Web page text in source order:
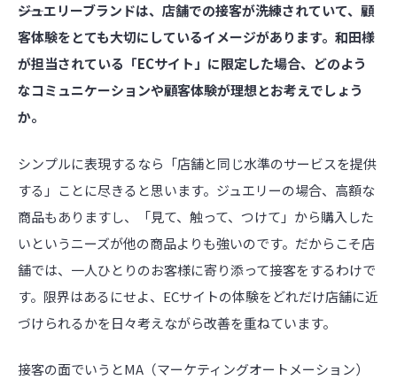
――ジュエリーブランドは、店舗での接客が洗練されていて、顧
客体験をとても大切にしているイメージがあります。和田様
が担当されている「ECサイト」に限定した場合、どのよう
なコミュニケーションや顧客体験が理想とお考えでしょう
か。
シンプルに表現するなら「店舗と同じ水準のサービスを提供
する」ことに尽きると思います。ジュエリーの場合、高額な
商品もありますし、「見て、触って、つけて」から購入した
いというニーズが他の商品よりも強いのです。だからこそ店
舗では、一人ひとりのお客様に寄り添って接客をするわけで
す。限界はあるにせよ、ECサイトの体験をどれだけ店舗に近
づけられるかを日々考えながら改善を重ねています。
接客の面でいうとMA（マーケティングオートメーション）